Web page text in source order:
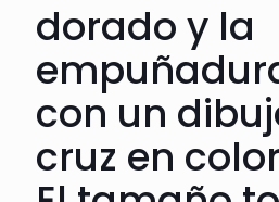
dorado y la
con un
cruz en